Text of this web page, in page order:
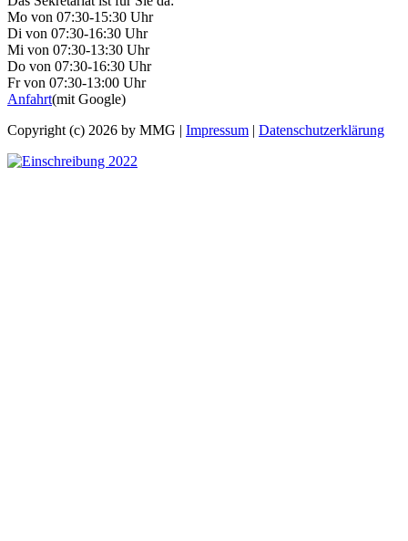
Mo von 07:30-15:30 Uhr
Di von 07:30-16:30 Uhr
Mi von 07:30-13:30 Uhr
Do von 07:30-16:30 Uhr
Fr von 07:30-13:00 Uhr
Anfahrt(mit Google)
Copyright (c) 2026 by MMG | Impressum | Datenschutzerklärung